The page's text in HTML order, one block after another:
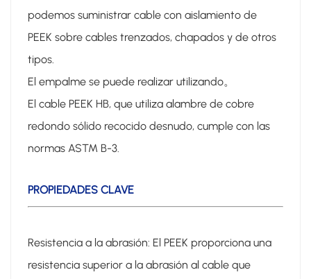
podemos suministrar cable con aislamiento de
PEEK sobre cables trenzados, chapados y de otros
tipos.
El empalme se puede realizar utilizando。
El cable PEEK HB, que utiliza alambre de cobre
redondo sólido recocido desnudo, cumple con las
normas ASTM B-3.
PROPIEDADES CLAVE
Resistencia a la abrasión: El PEEK proporciona una
resistencia superior a la abrasión al cable que